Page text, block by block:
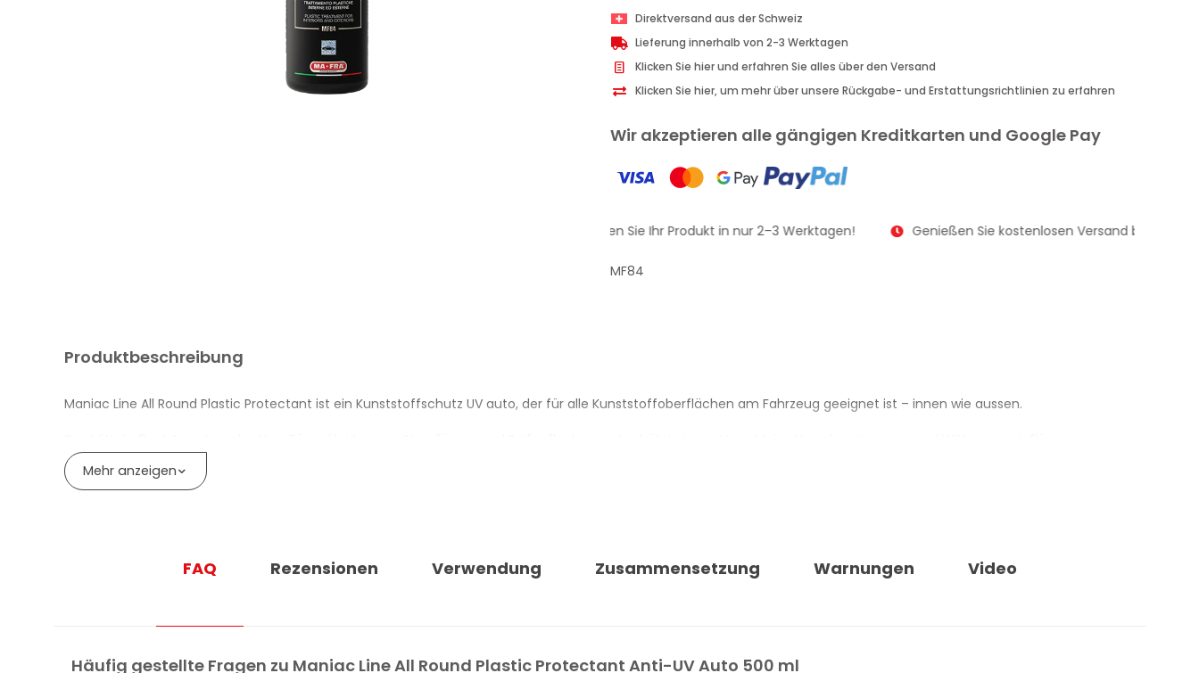
Plastic
Protectant
Anti-
UV
500
Menge
Direktversand aus der Schweiz
Lieferung innerhalb von 2-3 Werktagen
Klicken Sie hier und erfahren Sie alles über den Versand
Klicken Sie hier, um mehr über unsere Rückgabe- und Erstattungsrichtlinien zu erfahren
Wir akzeptieren alle gängigen Kreditkarten und Google Pay
Erhalten Sie Ihr Produkt in nur 2–3 Werktagen! Genießen Sie kostenlosen Versand bei
MF84
Produktbeschreibung
Maniac Line All Round Plastic Protectant ist ein Kunststoffschutz UV auto, der für alle Kunststoffoberflächen am Fahrzeug geeignet ist – innen wie aussen.
Die integrierte Anti-UV-Technologie der Formel blockiert UV-Strahlen, die Ausbleichen und vorzeitige Alterung von Kunststoffteilen verursachen.
Die wasserbasierte Formel mit neutralem pH-Wert fettet die Oberflächen nicht ein und hinterlässt ein natürliches, gleichmässiges Finish.
Mehr anzeigen
FAQ Rezensionen Verwendung Zusammensetzung Warnungen Video
Häufig gestellte Fragen zu Maniac Line All Round Plastic Protectant Anti-UV Auto 500 ml